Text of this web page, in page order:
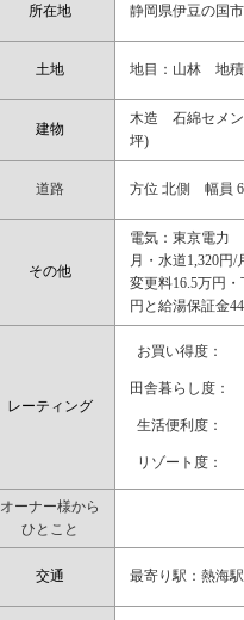
所在地 静岡県伊豆の国
土地 地目：山林 地
建物
木造 石綿セメ
坪)
道路 方位 北側 幅
その他
電気：東京電力
月・水道1,320円
変更料16.5万円
円と給湯保証金
レーティング
お買い得度：
田舎暮らし度：
生活便利度：
リゾート度：
オーナー様から
ひとこと
交通 最寄り駅：熱